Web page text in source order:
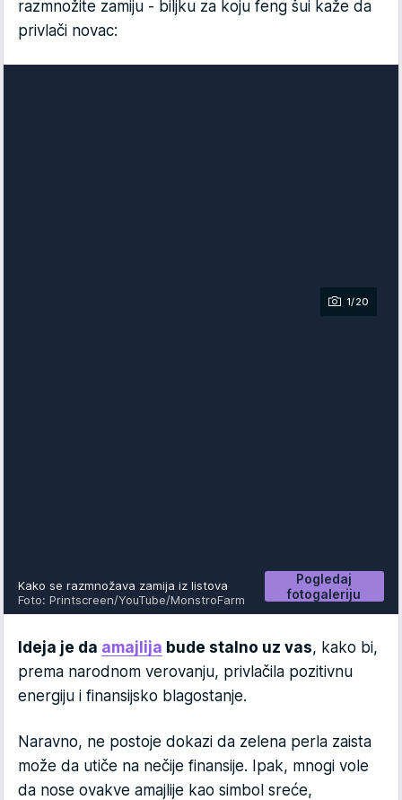
razmnožite zamiju - biljku za koju feng šui kaže da
privlači novac:
1/20
Pogledaj
fotogaleriju
Kako se razmnožava zamija iz listova
Foto: Printscreen/YouTube/MonstroFarm
Ideja je da amajlija bude stalno uz vas, kako bi,
prema narodnom verovanju, privlačila pozitivnu
energiju i finansijsko blagostanje.
Naravno, ne postoje dokazi da zelena perla zaista
može da utiče na nečije finansije. Ipak, mnogi vole
da nose ovakve amajlije kao simbol sreće,